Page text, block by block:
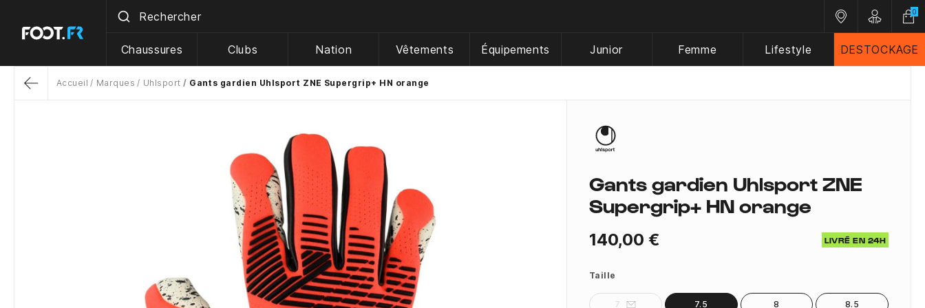
Nos magasins
Customer
0
Chaussures Clubs Nation Vêtements Équipements Junior Femme Lifestyle DESTOCKAGE
Accueil Marques Uhlsport Gants gardien Uhlsport ZNE Supergrip+ HN orange
Gants gardien Uhlsport ZNE
Supergrip+ HN orange
140,00 € LIVRÉ EN 24H
Taille
7 7.5 8 8.5